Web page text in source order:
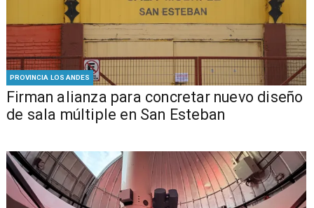
PROVINCIA LOS ANDES
​​Firman alianza para concretar nuevo diseño
de sala múltiple en San Esteban